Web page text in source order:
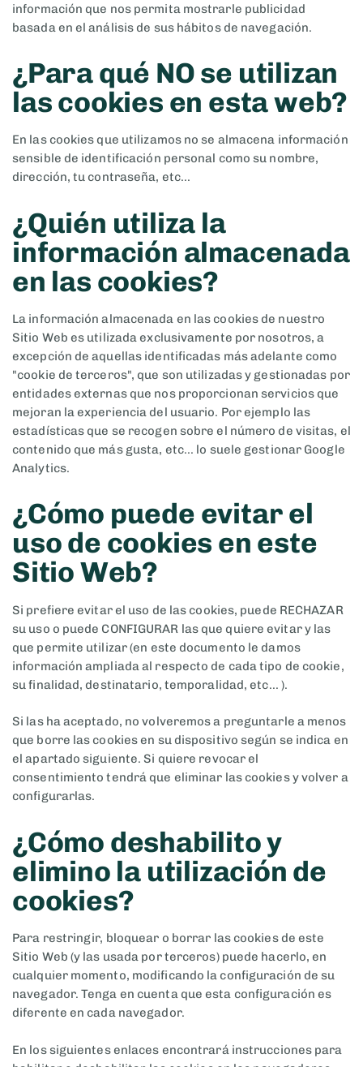
información que nos permita mostrarle publicidad
basada en el análisis de sus hábitos de navegación.
¿Para qué NO se utilizan
las cookies en esta web?
En las cookies que utilizamos no se almacena información
sensible de identificación personal como su nombre,
dirección, tu contraseña, etc...
¿Quién utiliza la
información almacenada
en las cookies?
La información almacenada en las cookies de nuestro
Sitio Web es utilizada exclusivamente por nosotros, a
excepción de aquellas identificadas más adelante como
"cookie de terceros", que son utilizadas y gestionadas por
entidades externas que nos proporcionan servicios que
mejoran la experiencia del usuario. Por ejemplo las
estadísticas que se recogen sobre el número de visitas, el
contenido que más gusta, etc... lo suele gestionar Google
Analytics.
¿Cómo puede evitar el
uso de cookies en este
Sitio Web?
Si prefiere evitar el uso de las cookies, puede RECHAZAR
su uso o puede CONFIGURAR las que quiere evitar y las
que permite utilizar (en este documento le damos
información ampliada al respecto de cada tipo de cookie,
su finalidad, destinatario, temporalidad, etc... ).
Si las ha aceptado, no volveremos a preguntarle a menos
que borre las cookies en su dispositivo según se indica en
el apartado siguiente. Si quiere revocar el
consentimiento tendrá que eliminar las cookies y volver a
configurarlas.
¿Cómo deshabilito y
elimino la utilización de
cookies?
Para restringir, bloquear o borrar las cookies de este
Sitio Web (y las usada por terceros) puede hacerlo, en
cualquier momento, modificando la configuración de su
navegador. Tenga en cuenta que esta configuración es
diferente en cada navegador.
En los siguientes enlaces encontrará instrucciones para